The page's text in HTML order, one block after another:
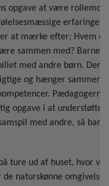
opgave at være
erfaringer.
at mærke efter; Hvem er
sammen med? Barnet
med andre børn.
og hænger sammen
Pædagogerne
opgave i at understøtte
med andre, så
ture ud af huset, hvor vi
naturskønne omgivelser